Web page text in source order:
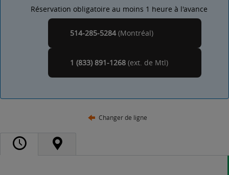
Réservation obligatoire au moins 1 heure à l'avance
514-285-5284(Montréal)
1 (833) 891-1268 (ext. de Montréal
)
Changer de ligne